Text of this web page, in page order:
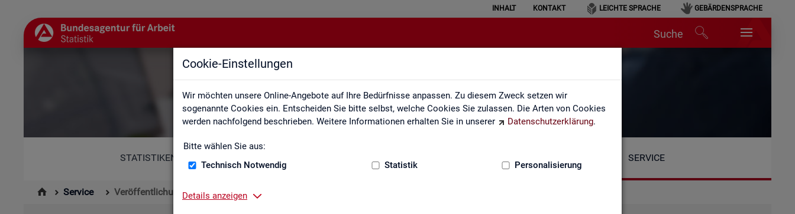
Cookie-Einstellungen
Wir möchten unsere Online-Angebote auf Ihre Bedürfnisse anpassen. Zu diesem Zweck setzen wir
sogenannte Cookies ein. Entscheiden Sie bitte selbst, welche Cookies Sie zulassen. Die Arten von Cookies
werden nachfolgend beschrieben. Weitere Informationen erhalten Sie in unserer
Datenschutzerklärung.
Bitte wählen Sie aus:
Technisch Notwendig
Statistik Personalisierung
Details anzeigen
INHALT KONTAKT LEICHTE SPRACHE GEBÄRDENSPRACHE
Suche
Veröffentlichungskalender
STATISTIKEN SERVICE
Service Veröffentlichungskalender